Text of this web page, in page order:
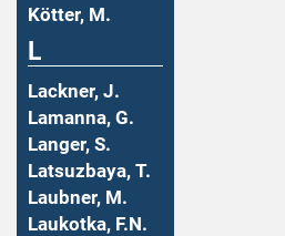
Kötter, M.
L
Lackner, J.
Lamanna, G.
Langer, S.
Latsuzbaya, T.
Laubner, M.
Laukotka, F.N.